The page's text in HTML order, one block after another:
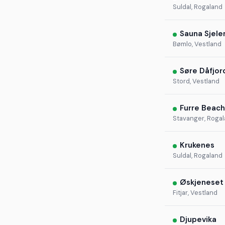
Suldal, Rogaland
Sauna
Bømlo, Vestland
Søre
Stord, Vestland
Furre Beach
Stavanger,
Krukenes
Suldal, Rogaland
Øskjeneset
Fitjar, Vestland
Djupevika